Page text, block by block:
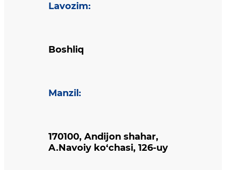
Lavozim:
Boshliq
Manzil :
170100, Andijon shahar,
A.Navoiy ko‘chasi, 126-uy